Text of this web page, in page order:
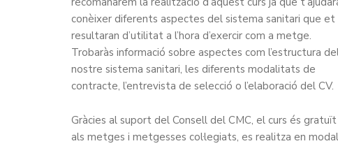
conèixer diferents aspectes del sistema sanitari que et
resultaran d’utilitat a l’hora d’exercir com a metge.
Trobaràs informació sobre aspectes com l’estructura
nostre sistema sanitari, les diferents modalitats de
contracte, l’entrevista de selecció o l’elaboració del CV.
Gràcies al suport del Consell del CMC, el curs és
als metges i metgesses col·legiats, es realitza en